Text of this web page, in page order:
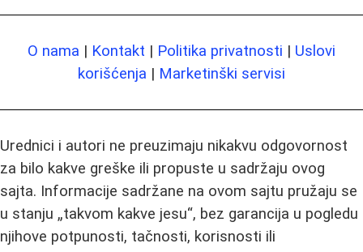
O nama | Kontakt | Politika privatnosti | Uslovi
korišćenja | Marketinški servisi
Urednici i autori ne preuzimaju nikakvu odgovornost
za bilo kakve greške ili propuste u sadržaju ovog
sajta. Informacije sadržane na ovom sajtu pružaju se
u stanju „takvom kakve jesu“, bez garancija u pogledu
njihove potpunosti, tačnosti, korisnosti ili